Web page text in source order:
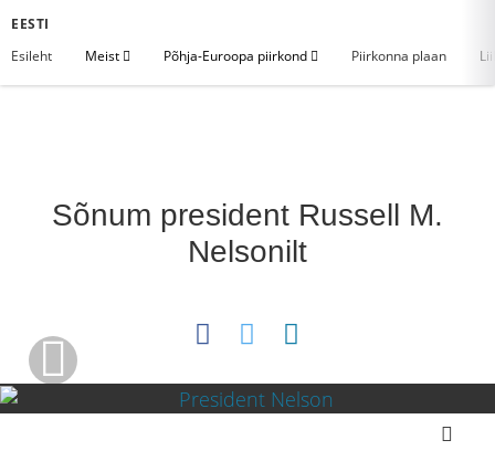
EESTI
Esileht
Meist Põhja-Euroopa piirkond Piirkonna plaan
Sõnum president Russell M.
Nelsonilt